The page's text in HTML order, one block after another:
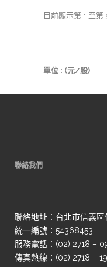
目前顯示第 1 至第
單位 : (元/股)
聯絡我們
聯絡地址：台北市信義
統一編號：54368453
服務電話：(02) 2718 –
傳真熱線：(02) 2718 –